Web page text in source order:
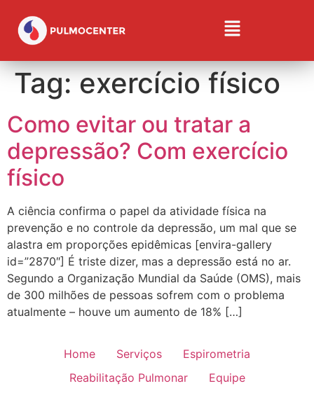
Tag:exercício físico
Como evitar ou tratar a
depressão? Com exercício
físico
A ciência confirma o papel da atividade física na
prevenção e no controle da depressão, um mal que se
alastra em proporções epidêmicas [envira-gallery
id=”2870″] É triste dizer, mas a depressão está no ar.
Segundo a Organização Mundial da Saúde (OMS), mais
de 300 milhões de pessoas sofrem com o problema
atualmente – houve um aumento de 18% […]
Home Serviços
Espirometria
Reabilitação Pulmonar
Equipe